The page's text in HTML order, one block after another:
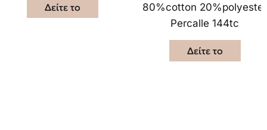
Δείτε το
80%cotton 20%polyester
Percalle 144tc
Δείτε το